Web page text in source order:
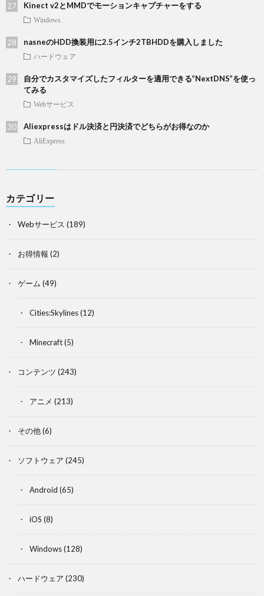
Kinect v2とMMDでモーションキャプチャーをする
Windows
nasneのHDD換装用に2.5インチ2TBHDDを購入しました
ハードウェア
自分でカスタマイズしたフィルターを適用できる”NextDNS”を使っ
てみる
Webサービス
Aliexpressはドル決済と円決済でどちらがお得なのか
AliExpress
カテゴリー
Webサービス (189)
お得情報 (2)
ゲーム (49)
Cities:Skylines(12)
Minecraft(5)
コンテンツ (243)
アニメ (213)
その他(6)
ソフトウェア (245)
Android (65)
iOS (8)
Windows(128)
ハードウェア (230)